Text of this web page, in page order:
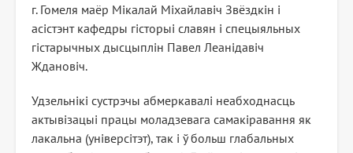
г. Гомеля маёр Мікалай Міхайлавіч Звёздкін і
асістэнт кафедры гісторыі славян і спецыяльных
гістарычных дысцыплін Павел Леанідавіч
Ждановіч.
Удзельнікі сустрэчы абмеркавалі неабходнасць
актывізацыі працы моладзевага самакіравання як
лакальна (універсітэт), так і ў больш глабальных